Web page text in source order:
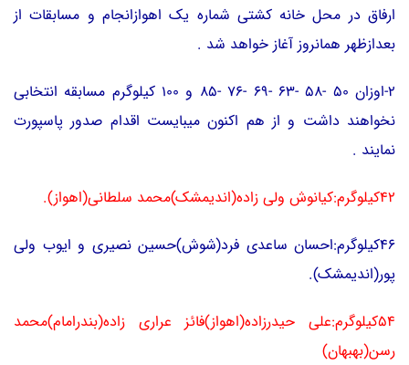
ارفاق در محل خانه کشتی شماره یک اهوازانجام و مسابقات از
بعدازظهر همانروز آغاز خواهد شد .
2-اوزان 50 -58 -63 -69 -76 -85 و 100 کیلوگرم مسابقه انتخابی
نخواهند داشت و از هم اکنون میبایست اقدام صدور پاسپورت
نمایند .
42کیلوگرم:کیانوش ولی زاده(اندیمشک)محمد سلطانی(اهواز).
46کیلوگرم:احسان ساعدی فرد(شوش)حسین نصیری و ایوب ولی
پور(اندیمشک).
54کیلوگرم:علی حیدرزاده(اهواز)فائز عراری زاده(بندرامام)محمد
رسن(بهبهان)